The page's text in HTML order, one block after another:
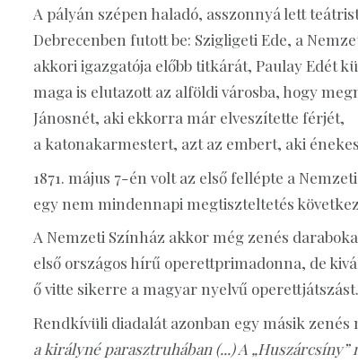
A pályán szépen haladó, asszonnyá lett
Debrecenben futott be: Szigligeti Ede, a
akkori igazgatója előbb titkárát, Paulay Edét
maga is elutazott az alföldi városba, hogy
Jánosnét, aki ekkorra már elveszítette férjét,
a katonakarmestert, azt az embert, aki
1871. május 7-én volt az első fellépte a
egy nem mindennapi megtiszteltetés
A Nemzeti Színház akkor még zenés
első országos hírű operettprimadonna, de
ő vitte sikerre a magyar nyelvű operettjátszást.
Rendkívüli diadalát azonban egy másik
a királyné parasztruhában (...) A „Huszárcsíny”